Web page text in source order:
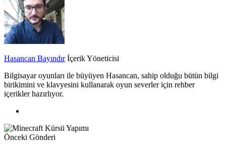
Hasancan Bayındır İçerik Yöneticisi
Bilgisayar oyunları ile büyüyen Hasancan, sahip olduğu bütün bilgi
birikimini ve klavyesini kullanarak oyun severler için rehber
içerikler hazırlıyor.
Önceki Gönderi